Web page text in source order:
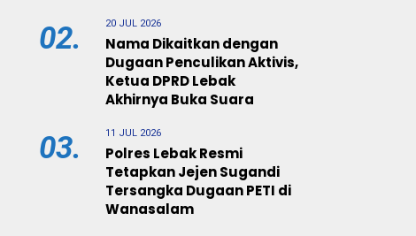
02. 20 JUL 2026
Nama Dikaitkan dengan
Dugaan Penculikan Aktivis,
Ketua DPRD Lebak
Akhirnya Buka Suara
03. 11 JUL 2026
Polres Lebak Resmi
Tetapkan Jejen Sugandi
Tersangka Dugaan PETI di
Wanasalam